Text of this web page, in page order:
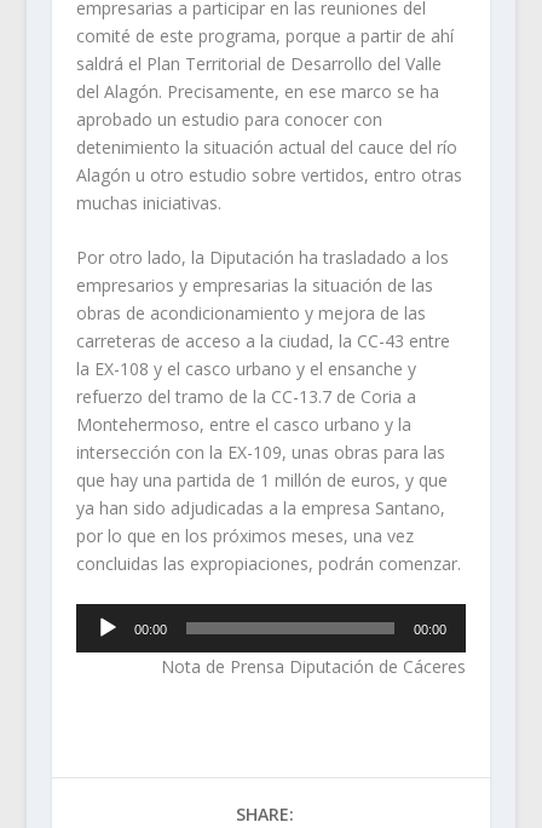
empresarias a participar en las reuniones del
comité de este programa, porque a partir de ahí
saldrá el Plan Territorial de Desarrollo del Valle
del Alagón. Precisamente, en ese marco se ha
aprobado un estudio para conocer con
detenimiento la situación actual del cauce del río
Alagón u otro estudio sobre vertidos, entro otras
muchas iniciativas.
Por otro lado, la Diputación ha trasladado a los
empresarios y empresarias la situación de las
obras de acondicionamiento y mejora de las
carreteras de acceso a la ciudad, la CC-43 entre
la EX-108 y el casco urbano y el ensanche y
refuerzo del tramo de la CC-13.7 de Coria a
Montehermoso, entre el casco urbano y la
intersección con la EX-109, unas obras para las
que hay una partida de 1 millón de euros, y que
ya han sido adjudicadas a la empresa Santano,
por lo que en los próximos meses, una vez
concluidas las expropiaciones, podrán comenzar.
Reproductor
00:00 00:00
Nota de Prensa Diputación de Cáceres
SHARE: